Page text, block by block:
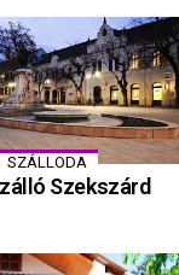
SZÁLLODA
Szekszárd